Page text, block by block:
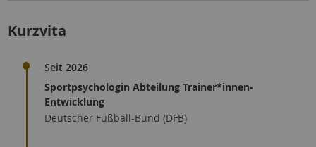
Kurzvita
Seit 2026
Sportpsychologin Abteilung Trainer*innen-
Entwicklung
Deutscher Fußball-Bund (DFB)